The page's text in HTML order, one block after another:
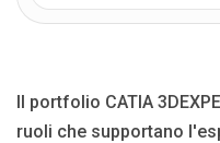
Il portfolio CATIA
ruoli che supportano